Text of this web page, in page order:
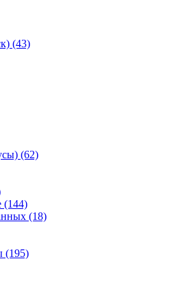
(43)
(62)
(144)
(18)
(195)